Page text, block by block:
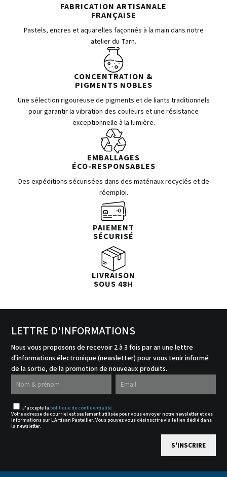
FABRICATION ARTISANALE
FRANÇAISE
Pastels, encres et aquarelles façonnés à la main dans notre
atelier du Tarn.
CONCENTRATION &
PIGMENTS NOBLES
Une sélection rigoureuse de pigments et de liants traditionnels
pour garantir la vibration des couleurs et une résistance
exceptionnelle à la lumière.
EMBALLAGES
ÉCO-RESPONSABLES
Des expéditions sécurisées dans des matériaux recyclés et de
réemploi.
PAIEMENT
SÉCURISÉ
LIVRAISON
SOUS 48H
LETTRE D'INFORMATIONS
Nous vous proposons de recevoir 2 à 3 fois par an une lettre
d'informations électronique (newsletter) pour vous tenir informé
de la sortie, de la promotion de nouveaux produits.
J'accepte la politique de confidentialité
Votre adresse de courriel est seulement utilisée pour vous envoyer notre newsletter et des
informations sur L'Artisan Pastellier. Vous pouvez vous désinscrire via le lien dédié dans
la newsletter.